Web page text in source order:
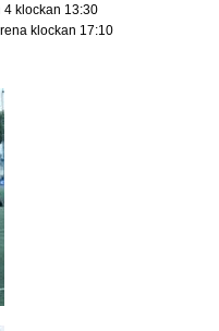
4 klockan 13:30
klockan 17:10